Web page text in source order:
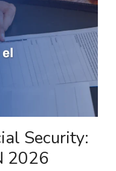
Security:
2026